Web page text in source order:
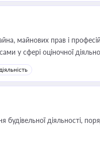
майнових прав і
у сфері оціночної
юриста або
статусу суб'єктів
діяльності,